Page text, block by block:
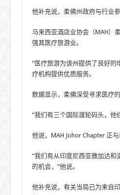
他补充说，柔佛州政府与行业
马来西亚酒店业协会（MAH）
强其医疗旅游业。
“医疗旅游为该州提供了良好的
疗机构提供优质服务。
数据显示，柔佛深受寻求医疗
“我们有三个国际渡轮码头，他
他说，MAH Johor Chapter 正
“我们有从印度尼西亚雅加达
的机会，”他说。
他补充说，有关当局已为来自